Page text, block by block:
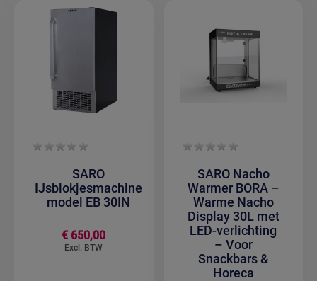
SARO
IJsblokjesmachine
model EB 30IN
€ 650,00
SARO Nacho
Warmer BORA –
Warme Nacho
Display 30L met
LED-verlichting
– Voor
Snackbars &
Horeca